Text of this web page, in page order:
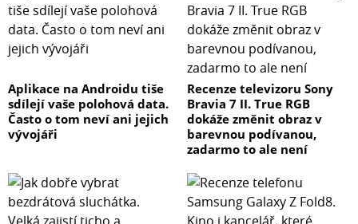
Aplikace na Androidu tiše
sdílejí vaše polohová data.
Často o tom neví ani jejich
vývojáři
Recenze televizoru Sony
Bravia 7 II. True RGB
dokáže změnit obraz v
barevnou podívanou,
zadarmo to ale není